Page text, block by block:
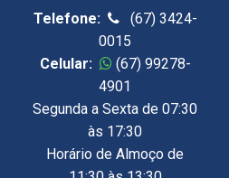
Telefone:
(67) 3424-
0015
Celular:
(67) 99278-
4901
Segunda a Sexta de 07:30
às 17:30
Horário de Almoço de